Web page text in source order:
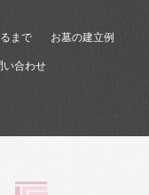
まで
お墓の建立例
い合わせ